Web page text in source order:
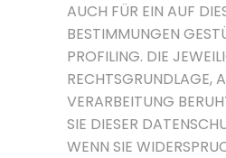
AUCH FÜR EIN AUF
BESTIMMUNGEN
PROFILING. DIE
RECHTSGRUNDLAGE,
VERARBEITUNG
SIE DIESER
WENN SIE